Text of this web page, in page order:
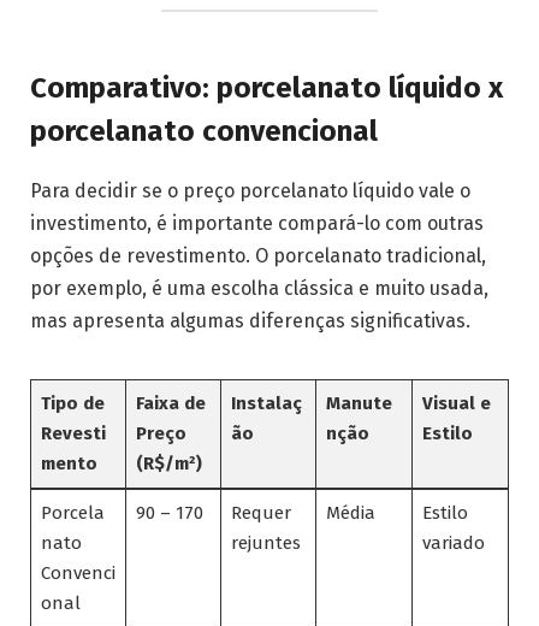
Comparativo: porcelanato líquido x
porcelanato convencional
Para decidir se o preço porcelanato líquido vale o
investimento, é importante compará-lo com outras
opções de revestimento. O porcelanato tradicional,
por exemplo, é uma escolha clássica e muito usada,
mas apresenta algumas diferenças significativas.
Tipo de
Revesti
mento
Faixa de
Preço
(R$/m²)
Instalaç
ão
Manute
nção
Visual e
Estilo
Porcela
nato
Convenci
onal
90 – 170
Requer
rejuntes
Média
Estilo
variado